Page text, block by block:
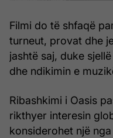
Filmi do të shfaqë
turneut, provat dhe
jashtë saj, duke
dhe ndikimin e
Ribashkimi i Oasis
rikthyer interesin
konsiderohet një